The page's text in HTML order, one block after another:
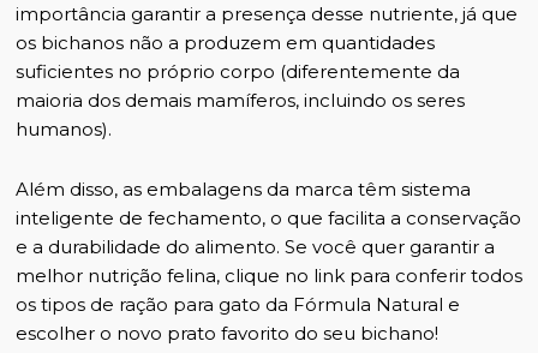
importância garantir a presença desse nutriente, já que
os bichanos não a produzem em quantidades
suficientes no próprio corpo (diferentemente da
maioria dos demais mamíferos, incluindo os seres
humanos).
Além disso, as embalagens da marca têm sistema
inteligente de fechamento, o que facilita a conservação
e a durabilidade do alimento. Se você quer garantir a
melhor nutrição felina, clique no link para conferir todos
os tipos de ração para gato da Fórmula Natural e
escolher o novo prato favorito do seu bichano!